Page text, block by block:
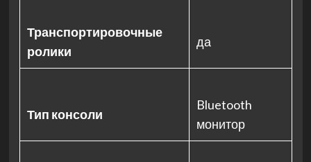
Транспортировочные
ролики
да
Тип консоли
Bluetooth
монитор